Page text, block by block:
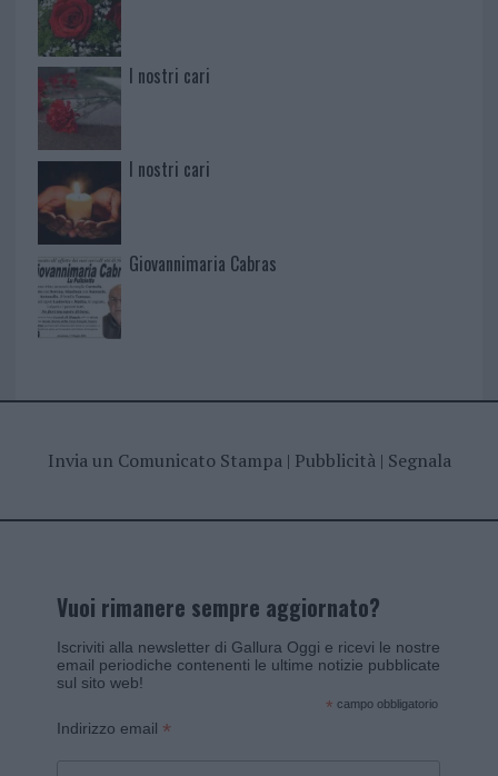
I nostri cari
I nostri cari
Giovannimaria Cabras
Invia un Comunicato Stampa| Pubblicità| Segnala
Vuoi rimanere sempre aggiornato?
Iscriviti alla newsletter di Gallura Oggi e ricevi le nostre
email periodiche contenenti le ultime notizie pubblicate
sul sito web!
* campo obbligatorio
Indirizzo email *